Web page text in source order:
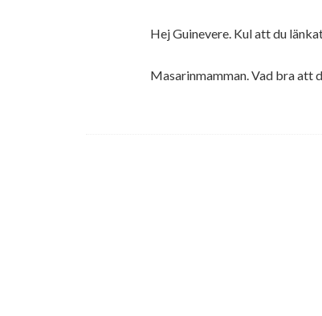
Hej Guinevere. Kul att du
Masarinmamman. Vad bra att